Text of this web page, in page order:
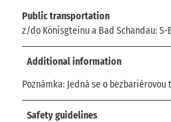
Public transportation
z/do Könisgteinu a Bad Schandau: S-
Additional information
Poznámka: Jedná se o
Safety guidelines